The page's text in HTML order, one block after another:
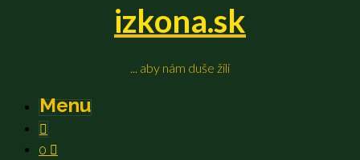
izkona.sk
... aby nám duše žili
Menu
0